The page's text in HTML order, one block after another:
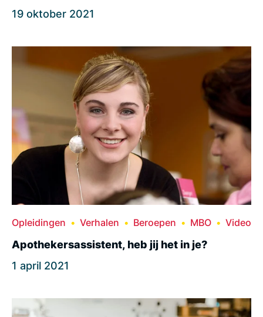
19 oktober 2021
Opleidingen Verhalen Beroepen MBO Video
Apothekersassistent, heb jij het in je?
1 april 2021